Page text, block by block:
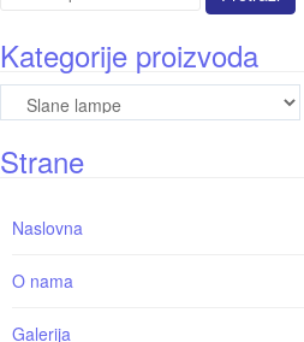
Kategorije proizvoda
Strane
Naslovna
O nama
Galerija